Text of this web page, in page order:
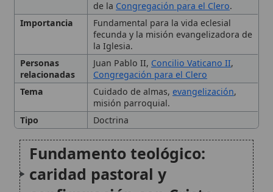
Congregación para el Clero
Tema
Cuidado de almas,evangelización,
misión parroquial.
Tipo Doctrina
Fundamento teológico:
caridad pastoral y
configuración con Cristo
La «cura de almas» y los
ministerios al servicio de la
Iglesia